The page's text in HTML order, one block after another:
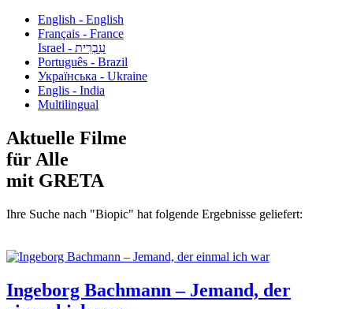
English - English
Français - France
עִבְרִית - Israel
Português - Brazil
Українська - Ukraine
Englis - India
Multilingual
Aktuelle Filme
für Alle
mit GRETA
Ihre Suche nach "Biopic" hat folgende Ergebnisse geliefert:
Ingeborg Bachmann – Jemand, der